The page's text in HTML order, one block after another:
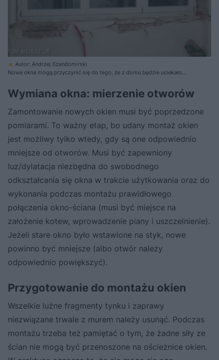
Autor: Andrzej Szandomirski
Nowe okna mogą przyczynić się do tego, że z domu będzie uciekało
Wymiana okna: mierzenie otworów
Zamontowanie nowych okien musi być poprzedzone
pomiarami. To ważny etap, bo udany montaż okien
jest możliwy tylko wtedy, gdy są one odpowiednio
mniejsze od otworów. Musi być zapewniony
luz/dylatacja niezbędna do swobodnego
odkształcania się okna w trakcie użytkowania oraz do
wykonania podczas montażu prawidłowego
połączenia okno-ściana (musi być miejsce na
założenie kotew, wprowadzenie piany i uszczelnienie).
Jeżeli stare okno było wstawione na styk, nowe
powinno być mniejsze (albo otwór należy
odpowiednio powiększyć).
Przygotowanie do montażu okien
Wszelkie luźne fragmenty tynku i zaprawy
niezwiązane trwale z murem należy usunąć. Podczas
montażu trzeba też pamiętać o tym, że żadne siły ze
ścian nie mogą być przenoszone na ościeżnice okien.